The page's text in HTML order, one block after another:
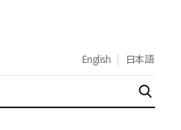
English | 日本語